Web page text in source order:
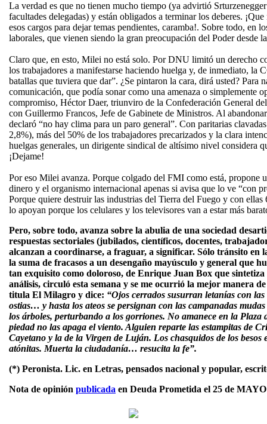
La verdad es que no tienen mucho tiempo (ya advirtió
facultades delegadas) y están obligados a terminar los deberes.
esos cargos para dejar temas pendientes, caramba!. Sobre todo, en
laborales, que vienen siendo la gran preocupación del Poder desde
Claro que, en esto, Milei no está solo. Por DNU limitó un derecho
los trabajadores a manifestarse haciendo huelga y, de inmediato, la
batallas que tuviera que dar”. ¿Se pintaron la cara, dirá usted? Para
comunicación, que podía sonar como una amenaza o simplemente
compromiso, Héctor Daer, triunviro de la Confederación General
con Guillermo Francos, Jefe de Gabinete de Ministros. Al
declaró “no hay clima para un paro general”. Con paritarias
2,8%), más del 50% de los trabajadores precarizados y la clara
huelgas generales, un dirigente sindical de altísimo nivel considera
¡Dejame!
Por eso Milei avanza. Porque colgado del FMI como está, propone
dinero y el organismo internacional apenas si avisa que lo ve “con
Porque quiere destruir las industrias del Tierra del Fuego y con
lo apoyan porque los celulares y los televisores van a estar más
Pero, sobre todo, avanza sobre la abulia de una sociedad
respuestas sectoriales (jubilados, científicos, docentes,
alcanzan a coordinarse, a fraguar, a significar. Sólo tránsito en
la suma de fracasos a un desengaño mayúsculo y general que
tan exquisito como doloroso, de Enrique Juan Box que
análisis, circuló esta semana y se me ocurrió la mejor manera
titula El Milagro y dice: “Ojos cerrados susurran letanías con
ostias… y hasta los ateos se persignan con las campanadas
los árboles, perturbando a los gorriones. No amanece en la Plaza
piedad no las apaga el viento. Alguien reparte las estampitas de
Cayetano y la de la Virgen de Luján. Los chasquidos de los besos
atónitas. Muerta la ciudadanía… resucita la fe”.
(*) Peronista. Lic. en Letras, pensados nacional y popular,
Nota de opinión publicada en Deuda Prometida el 25 de MAYO